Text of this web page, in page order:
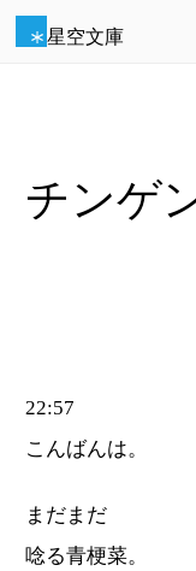
星空文庫
チンゲ
22:57
こんばんは。
まだまだ
唸る青梗菜。